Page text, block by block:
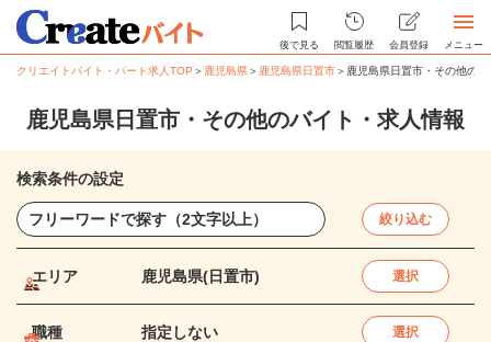
後で見る 閲覧履歴 会員登録 メニュー
クリエイトバイト・パート求人TOP ＞ 鹿児島県＞ 鹿児島県日置市＞ 鹿児島県日置市・その他の
鹿児島県日置市・その他のバイト・求人情報
検索条件の設定
絞り込む
エリア 鹿児島県(日置市) 選択
職種 指定しない 選択